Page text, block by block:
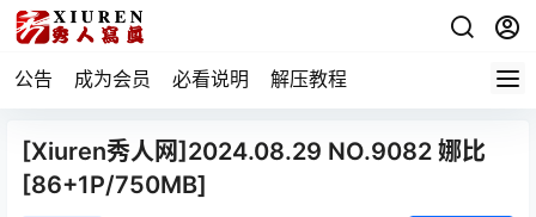
公告 成为会员 必看说明 解压教程
[Xiuren秀人网]2024.08.29 NO.9082 娜比
[86+1P/750MB]